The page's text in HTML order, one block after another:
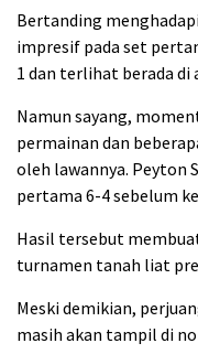
Bertanding
impresif pada set
1 dan terlihat berada di
Namun sayang,
permainan dan
oleh lawannya. Peyton
pertama 6-4 sebelum
Hasil tersebut
turnamen tanah liat
Meski demikian,
masih akan tampil di